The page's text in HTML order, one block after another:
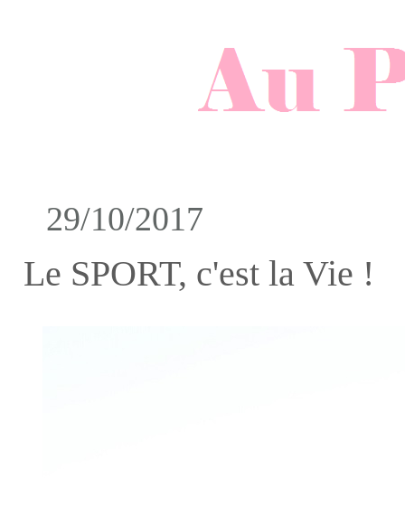
29/10/2017
Le SPORT, c'est la Vie !